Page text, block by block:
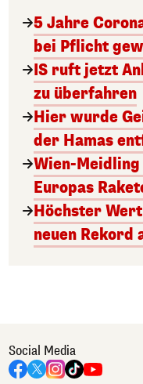
5 Jahre
bei Pflicht
IS ruft jetzt
zu überfahren
Hier wurde
der Hamas
Wien-
Europas
Höchster
neuen Rekord
Social Media